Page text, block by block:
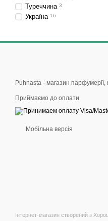
Туреччина 3
Україна 16
Puhnasta - магазин
Приймаємо до оплати
Мобільна версія
Інтернет-магазин створений з